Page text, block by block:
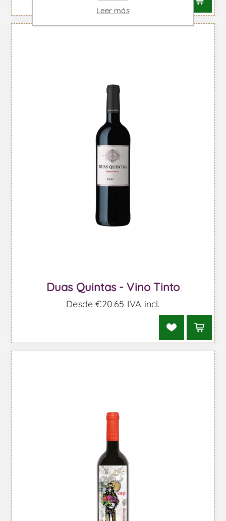
Duas Quintas - Vino Tinto
Desde €20,65 IVA incl.
Leer más